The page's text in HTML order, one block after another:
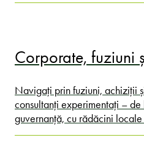
Corporate, fuziuni
Navigați prin fuziuni, achiziții
consultanți experimentați –
guvernanță, cu rădăcini